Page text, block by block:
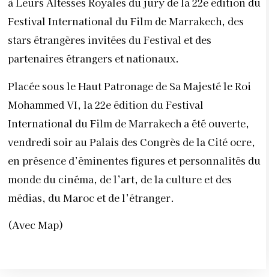
Festival International du Film de Marrakech, des
stars étrangères invitées du Festival et des
partenaires étrangers et nationaux.
Placée sous le Haut Patronage de Sa Majesté le Roi
Mohammed VI, la 22e édition du Festival
International du Film de Marrakech a été ouverte,
vendredi soir au Palais des Congrès de la Cité ocre,
en présence d’éminentes figures et personnalités du
monde du cinéma, de l’art, de la culture et des
médias, du Maroc et de l’étranger.
(Avec Map)